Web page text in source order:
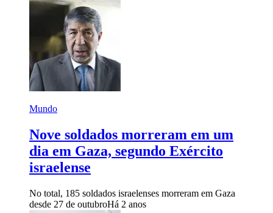
Mundo
Nove soldados morreram em um
dia em Gaza, segundo Exército
israelense
No total, 185 soldados israelenses morreram em Gaza
desde 27 de outubroHá 2 anos